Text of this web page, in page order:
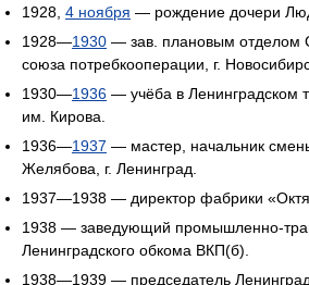
1928, 4 ноября — рождение дочери
1928—1930 — зав. плановым отделом
союза потребкооперации, г.
1930—1936 — учёба в Ленинградском
им. Кирова.
1936—1937 — мастер, начальник
Желябова, г. Ленинград.
1937—1938 — директор фабрики
1938 — заведующий промышленно-
Ленинградского обкома ВКП(б).
1938—1939 — председатель